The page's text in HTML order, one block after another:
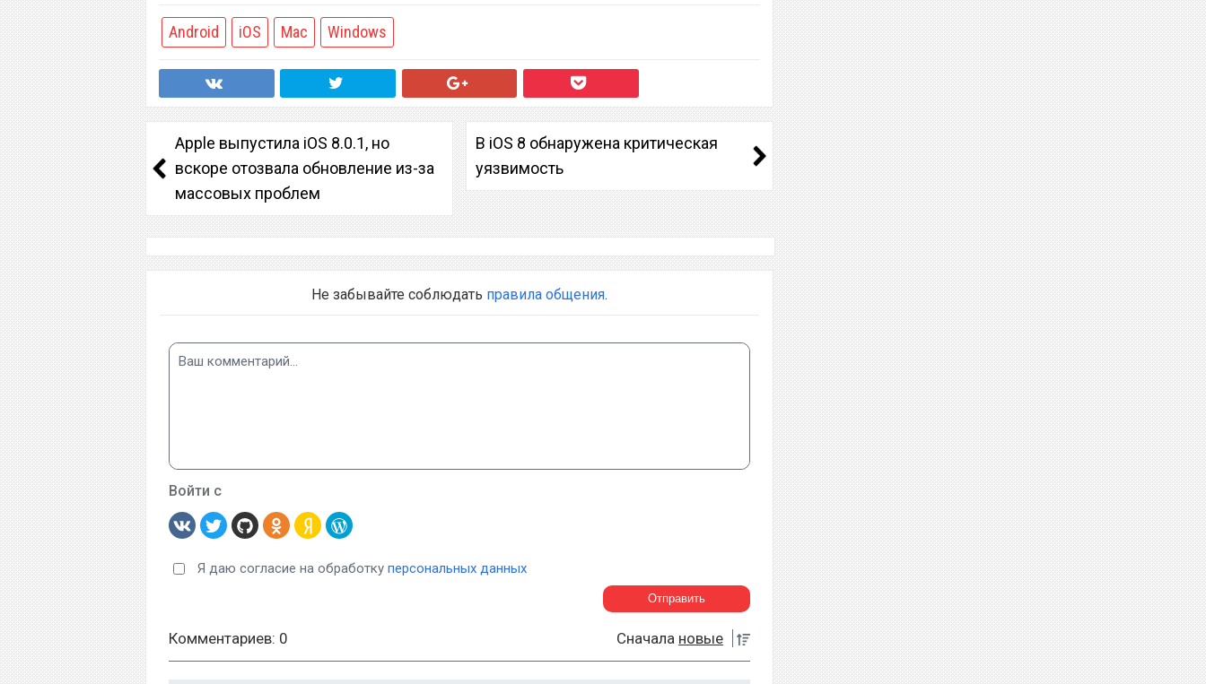
Android iOS Mac Windows
Apple выпустила iOS 8.0.1, но
вскоре отозвала обновление из-за
массовых проблем
В iOS 8 обнаружена критическая
уязвимость
Не забывайте соблюдать правила общения.
Войти с
Я даю согласие на обработку персональных данных
Комментариев: 0 Сначала новые